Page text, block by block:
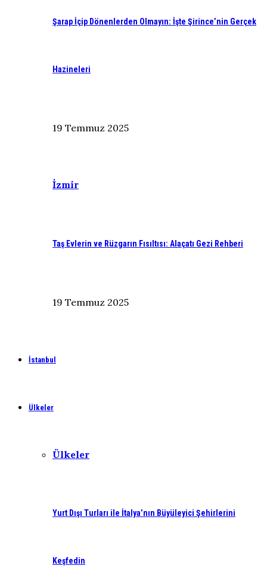
Şarap İçip Dönenlerden Olmayın: İşte Şirince’nin Gerçek
Hazineleri
19 Temmuz 2025
İzmir
Taş Evlerin ve Rüzgarın Fısıltısı: Alaçatı Gezi Rehberi
19 Temmuz 2025
İstanbul
Ülkeler
Ülkeler
Yurt Dışı Turları ile İtalya’nın Büyüleyici Şehirlerini
Keşfedin